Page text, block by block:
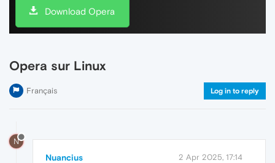
Download Opera
Opera sur Linux
Français Log in to reply
N
Nuancius 2 Apr 2025, 17:14